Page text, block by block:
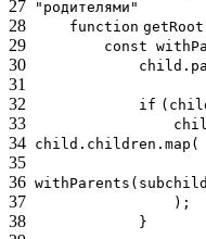
27
28
29
30
31
32
33
34
35
36
37
38
"родителями"
function
const
if
child.children.map(
);
}